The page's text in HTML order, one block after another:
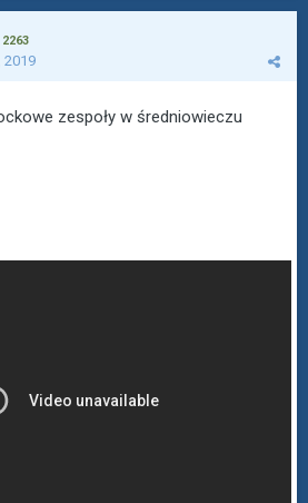
2263
2019
zespoły w średniowieczu